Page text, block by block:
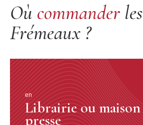
18. Solid Old Man (R. Stewart, B.
REX STEWART & his Feotwarmors,
BIGARD, Stewa (c), Bigard (cl, dm),
DISQUE 2
1. Ko-Ko (D. Ellington) DUKE
Où commander
Frémeaux ?
en
Librairie ou maison
presse